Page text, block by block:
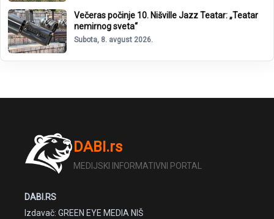
Večeras počinje 10. Nišville Jazz Teatar: „Teatar
nemirnog sveta“
Subota, 8. avgust 2026.
DABI.rs
MEDIJSKI INFORMATIVNI PORTAL
DABI.RS
Izdavač: GREEN EYE MEDIA NIŠ